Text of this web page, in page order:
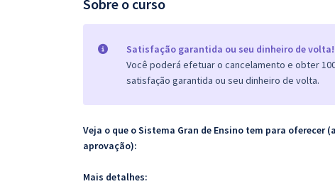
Questões grátis
Conteúdo gratuito
Sobre o curso
Satisfação garantida ou seu dinheiro de volta!
Você poderá efetuar o cancelamento e obter
satisfação garantida ou seu dinheiro de volta.
Veja o que o Sistema Gran de Ensino tem para oferecer
aprovação):
Mais detalhes: